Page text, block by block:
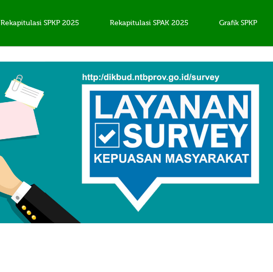
Rekapitulasi SPKP 2025 Rekapitulasi SPAK 2025 Grafik SPKP